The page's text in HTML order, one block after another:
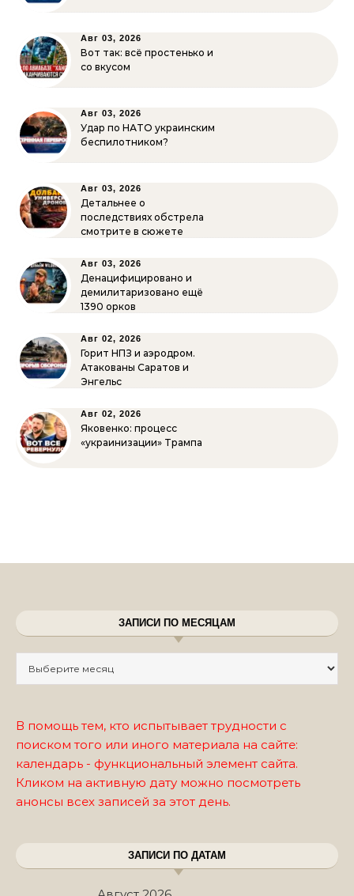
Авг 03, 2026
Вот так: всё простенько и
со вкусом
Авг 03, 2026
Удар по НАТО украинским
беспилотником?
Авг 03, 2026
Детальнее о
последствиях обстрела
смотрите в сюжете
Авг 03, 2026
Денацифицировано и
демилитаризовано ещё
1390 орков
Авг 02, 2026
Горит НПЗ и аэродром.
Атакованы Саратов и
Энгельс
Авг 02, 2026
Яковенко: процесс
«украинизации» Трампа
ЗАПИСИ ПО МЕСЯЦАМ
В помощь тем, кто испытывает трудности с
поиском того или иного материала на сайте:
календарь - функциональный элемент сайта.
Кликом на активную дату можно посмотреть
анонсы всех записей за этот день.
ЗАПИСИ ПО ДАТАМ